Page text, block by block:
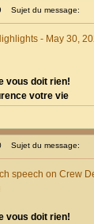
Sujet du message:
- May 30,
vous doit rien!
votre vie
Sujet du message:
speech on Crew
vous doit rien!